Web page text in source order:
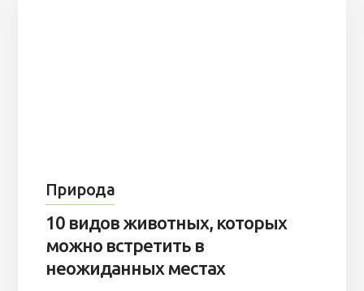
Природа
10 видов животных, которых
можно встретить в
неожиданных местах